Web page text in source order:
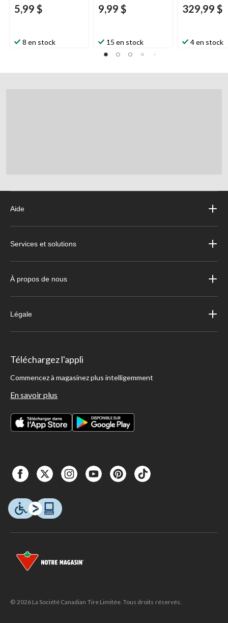
5,99 $
8 en stock
9,99 $
15 en stock
329,99 $
4 en stock
Aide
Services et solutions
À propos de nous
Légale
Téléchargez l'appli
Commencez à magasinez plus intelligemment
En savoir plus
© 2026 La Société Canadian Tire Limitée. Tous droits réservés.